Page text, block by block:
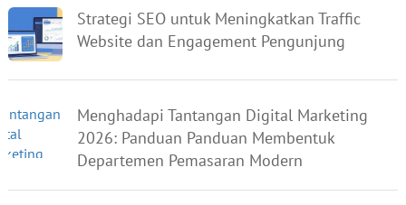
Strategi SEO untuk Meningkatkan Traffic
Website dan Engagement Pengunjung
Menghadapi Tantangan Digital Marketing
2026: Panduan Panduan Membentuk
Departemen Pemasaran Modern